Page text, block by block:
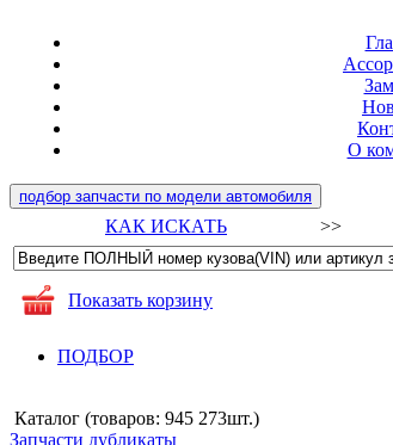
О
подбор запчасти по модели автомобиля
КАК ИСКАТЬ >>
Показать корзину
ПОДБОР
Каталог (товаров: 945 273шт.)
Запчасти дубликаты